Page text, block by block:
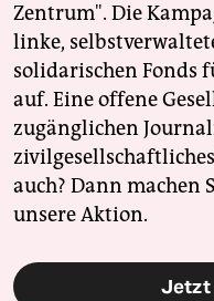
Zentrum". Die
linke,
solidarischen Fonds
auf. Eine offene
zugänglichen
auch? Dann machen
unsere Aktion.
Jetzt